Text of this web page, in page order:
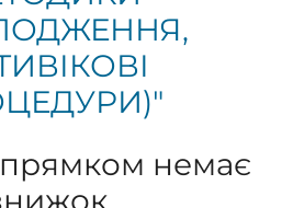
немає